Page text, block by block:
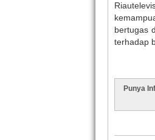
bertugas
terhadap
Punya